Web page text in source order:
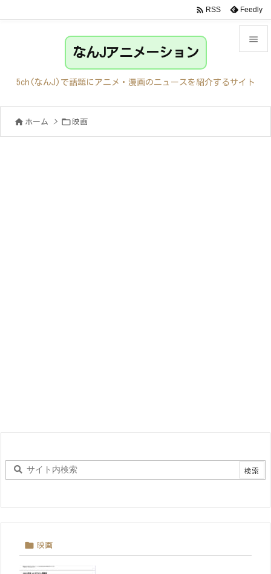

サイド
前へ
 RSS Feedly
なんJアニメーション
5ch(なんJ)で話題にアニメ・漫画のニュースを紹介するサイト
 ホーム >  映画
 映画